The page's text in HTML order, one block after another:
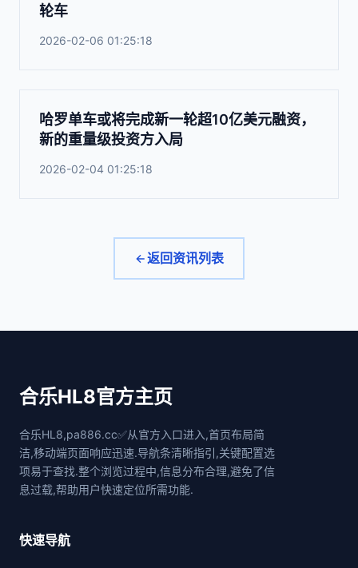
轮车
2026-02-06 01:25:18
哈罗单车或将完成新一轮超10亿美元融资，
新的重量级投资方入局
2026-02-04 01:25:18
返回资讯列表
合乐HL8官方主页
合乐HL8,pa886.cc✅从官方入口进入,首页布局简
洁,移动端页面响应迅速.导航条清晰指引,关键配置选
项易于查找.整个浏览过程中,信息分布合理,避免了信
息过载,帮助用户快速定位所需功能.
快速导航